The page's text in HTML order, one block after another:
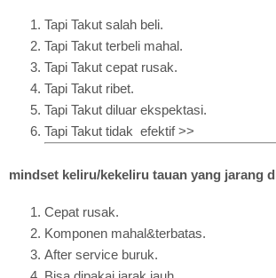
Tapi Takut salah beli.
Tapi Takut terbeli mahal.
Tapi Takut cepat rusak.
Tapi Takut ribet.
Tapi Takut diluar ekspektasi.
Tapi Takut tidak efektif >>
mindset keliru/kekeliru tauan yang jarang
Cepat rusak.
Komponen mahal&terbatas.
After service buruk.